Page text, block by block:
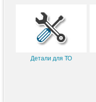
Детали для ТО